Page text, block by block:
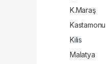
K.Maraş
Kastamonu
Kilis
Malatya